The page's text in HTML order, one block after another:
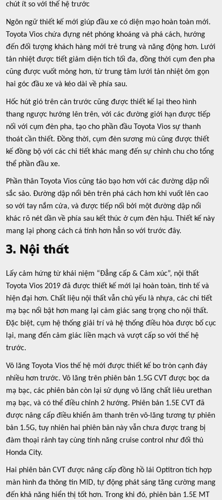
chút ít so với thế hệ trước
Ngôn ngữ thiết kế mới giúp đầu xe có diện mạo hoàn toàn mới.
Toyota Vios chứa đựng nét phóng khoáng và phá cách, hướng
đến đối tượng khách hàng mới trẻ trung và năng động hơn. Lưới
tản nhiệt được tiết giảm diện tích tối đa, đồng thời cụm đen pha
cũng được vuốt mỏng hơn, từ trung tâm lưới tản nhiệt ôm gọn
hai góc đầu xe và kéo dài về phía sau.
Hốc hút gió trên cản trước cũng được thiết kế lại theo hình
thang ngược hướng lên trên, với các đường giới hạn được tiếp
nối với cụm đèn pha, tạo cho phần đầu Toyota Vios sự thanh
thoát cần thiết. Đồng thời, cụm đèn sương mù cũng được thiết
kế đồng bộ với các chi tiết khác mang đến sự chỉnh chu cho tổng
thể phần đầu xe.
Phần thân Toyota Vios cũng táo bạo hơn với các đường dập nổi
sắc sảo. Đường dập nổi bên trên phá cách hơn khi vuốt lên cao
so với tay nắm cửa, và được tiếp nối bởi một đường dập nổi
khác rõ nét dần về phía sau kết thúc ở cụm đèn hậu. Thiết kế này
mang lại phong cách cá tính hơn hẳn so với trước đây.
3. Nội thất
Lấy cảm hứng từ khái niệm “Đẳng cấp & Cảm xúc”, nội thất
Toyota Vios 2019 đã được thiết kế mới lại hoàn toàn, tinh tế và
hiện đại hơn. Chất liệu nội thất vẫn chủ yếu là nhựa, các chi tiết
mạ bạc nổi bật hơn mang lại cảm giác sang trọng cho nội thất.
Đặc biệt, cụm hệ thống giải trí và hệ thống điều hòa được bố cục
lại, mang đến cảm giác liền mạch và vượt cấp so với thế hệ
trước.
Vô lăng Toyota Vios thế hệ mới được thiết kế bo tròn cạnh đáy
nhiều hơn trước. Vô lăng trên phiên bản 1.5G CVT được bọc da
mạ bạc, các phiên bản còn lại sử dụng vô lăng chất liêu urethan
mạ bạc, và có thể điều chỉnh 2 hướng. Phiên bản 1.5E CVT đã
được nâng cấp điều khiển âm thanh trên vô-lăng tương tự phiên
bản 1.5G, tuy nhiên hai phiên bản này vẫn chưa được trang bị
đàm thoại rảnh tay cùng tính năng cruise control như đối thủ
Honda City.
Hai phiên bản CVT được nâng cấp đồng hồ lái Optitron tích hợp
màn hình đa thông tin MID, tự động phát sáng tăng cường mang
đến khả năng hiển thị tốt hơn. Trong khi đó, phiên bản 1.5E MT